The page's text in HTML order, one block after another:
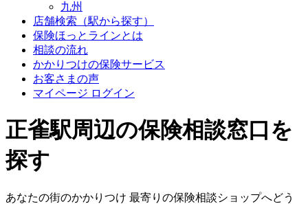
九州
店舗検索（駅から探す）
保険ほっとラインとは
相談の流れ
かかりつけの保険サービス
お客さまの声
マイページ ログイン
正雀駅周辺の保険相談窓口を
探す
あなたの街のかかりつけ 最寄りの保険相談ショップへどう